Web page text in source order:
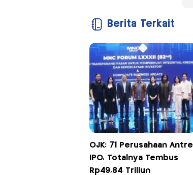
Berita Terkait
OJK: 71 Perusahaan Antre
IPO, Totalnya Tembus
Rp49,84 Triliun